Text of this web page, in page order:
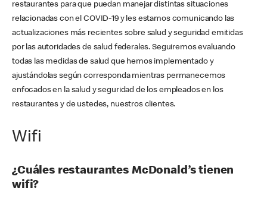
restaurantes para que puedan manejar distintas situaciones
relacionadas con el COVID-19 y les estamos comunicando las
actualizaciones más recientes sobre salud y seguridad emitidas
por las autoridades de salud federales. Seguiremos evaluando
todas las medidas de salud que hemos implementado y
ajustándolas según corresponda mientras permanecemos
enfocados en la salud y seguridad de los empleados en los
restaurantes y de ustedes, nuestros clientes.
Wifi
¿Cuáles restaurantes McDonald’s tienen
wifi?